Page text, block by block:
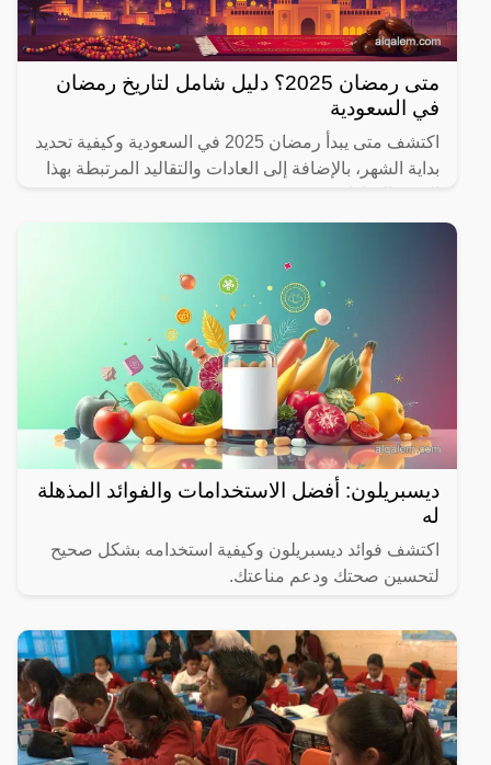
متى رمضان 2025؟ دليل شامل لتاريخ رمضان
في السعودية
اكتشف متى يبدأ رمضان 2025 في السعودية وكيفية تحديد
بداية الشهر، بالإضافة إلى العادات والتقاليد المرتبطة بهذا
ديسبريلون: أفضل الاستخدامات والفوائد المذهلة
له
اكتشف فوائد ديسبريلون وكيفية استخدامه بشكل صحيح
لتحسين صحتك ودعم مناعتك.